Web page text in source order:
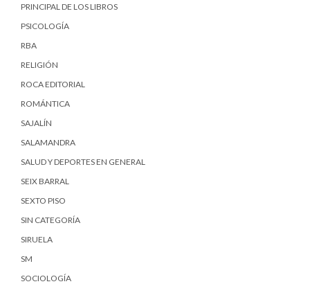
PRINCIPAL DE LOS LIBROS
PSICOLOGÍA
RBA
RELIGIÓN
ROCA EDITORIAL
ROMÁNTICA
SAJALÍN
SALAMANDRA
SALUD Y DEPORTES EN GENERAL
SEIX BARRAL
SEXTO PISO
SIN CATEGORÍA
SIRUELA
SM
SOCIOLOGÍA